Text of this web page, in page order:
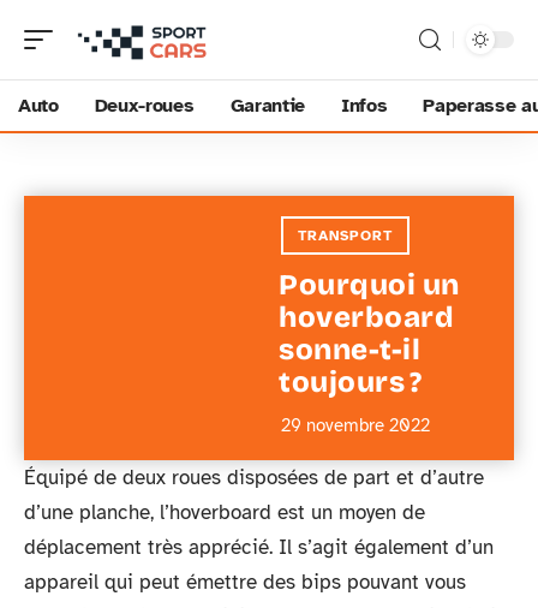
Auto Deux-roues Garantie Infos Paperasse
TRANSPORT
Pourquoi un
hoverboard
sonne-t-il
toujours ?
29 novembre 2022
Équipé de deux roues disposées de part et d’autre
d’une planche, l’hoverboard est un moyen de
déplacement très apprécié. Il s’agit également d’un
appareil qui peut émettre des bips pouvant vous